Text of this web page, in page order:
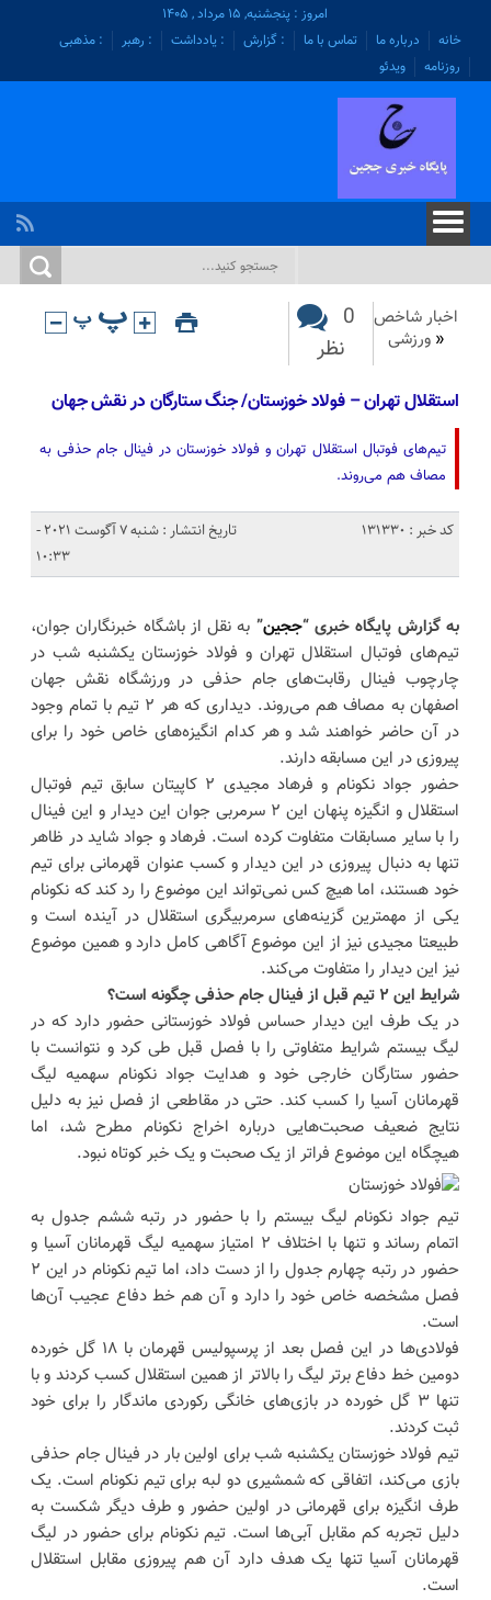
امروز : پنجشنبه, ۱۵ مرداد , ۱۴۰۵
خانه
درباره ما تماس با ما : گزارش : یادداشت : رهبر
: مذهبی
روزنامه
ویدئو
اخبار شاخص
« ورزشی
0
نظر
استقلال تهران – فولاد خوزستان/ جنگ ستارگان در نقش جهان
تیم‌های فوتبال استقلال تهران و فولاد خوزستان در فینال جام حذفی به
مصاف هم می‌روند.
کد خبر : 131330
تاریخ انتشار : شنبه 7 آگوست 2021 -
10:33
به گزارش پایگاه خبری “ججین” به نقل از باشگاه خبرنگاران جوان،
تیم‌های فوتبال استقلال تهران و فولاد خوزستان یکشنبه شب در
چارچوب فینال رقابت‌های جام حذفی در ورزشگاه نقش جهان
اصفهان به مصاف هم می‌روند. دیداری که هر ۲ تیم با تمام وجود
در آن حاضر خواهند شد و هر کدام انگیزه‌های خاص خود را برای
پیروزی در این مسابقه دارند.
حضور جواد نکونام و فرهاد مجیدی ۲ کاپیتان سابق تیم فوتبال
استقلال و انگیزه پنهان این ۲ سرمربی جوان این دیدار و این فینال
را با سایر مسابقات متفاوت کرده است. فرهاد و جواد شاید در ظاهر
تنها به دنبال پیروزی در این دیدار و کسب عنوان قهرمانی برای تیم
خود هستند، اما هیچ کس نمی‌تواند این موضوع را رد کند که نکونام
یکی از مهمترین گزینه‌های سرمربیگری استقلال در آینده است و
طبیعتا مجیدی نیز از این موضوع آگاهی کامل دارد و همین موضوع
نیز این دیدار را متفاوت می‌کند.
شرایط این ۲ تیم قبل از فینال جام حذفی چگونه است؟
در یک طرف این دیدار حساس فولاد خوزستانی حضور دارد که در
لیگ بیستم شرایط متفاوتی را با فصل قبل طی کرد و نتوانست با
حضور ستارگان خارجی خود و هدایت جواد نکونام سهمیه لیگ
قهرمانان آسیا را کسب کند. حتی در مقاطعی از فصل نیز به دلیل
نتایج ضعیف صحبت‌هایی درباره اخراج نکونام مطرح شد، اما
هیچگاه این موضوع فراتر از یک صحبت و یک خبر کوتاه نبود.
تیم جواد نکونام لیگ بیستم را با حضور در رتبه ششم جدول به
اتمام رساند و تنها با اختلاف ۲ امتیاز سهمیه لیگ قهرمانان آسیا و
حضور در رتبه چهارم جدول را از دست داد، اما تیم نکونام در این ۲
فصل مشخصه خاص خود را دارد و آن هم خط دفاع عجیب آن‌ها
است.
فولادی‌ها در این فصل بعد از پرسپولیس قهرمان با ۱۸ گل خورده
دومین خط دفاع برتر لیگ را بالاتر از همین استقلال کسب کردند و با
تنها ۳ گل خورده در بازی‌های خانگی رکوردی ماندگار را برای خود
ثبت کردند.
تیم فولاد خوزستان یکشنبه شب برای اولین بار در فینال جام حذفی
بازی می‌کند، اتفاقی که شمشیری دو لبه برای تیم نکونام است. یک
طرف انگیزه برای قهرمانی در اولین حضور و طرف دیگر شکست به
دلیل تجربه کم مقابل آبی‌ها است. تیم نکونام برای حضور در لیگ
قهرمانان آسیا تنها یک هدف دارد آن هم پیروزی مقابل استقلال
است.